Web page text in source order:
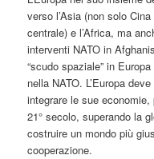
verso l’Asia (non solo
centrale) e l’Africa, ma
interventi NATO in
“scudo spaziale” in
nella NATO. L’Europa
integrare le sue
21° secolo, superando la
costruire un mondo più
cooperazione.